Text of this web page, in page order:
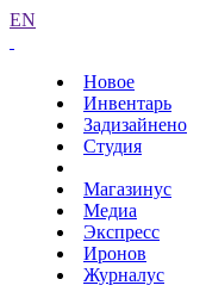
EN
Новое
Инвентарь
Задизайнено
Студия
Магазинус
Медиа
Экспресс
Иронов
Журналус